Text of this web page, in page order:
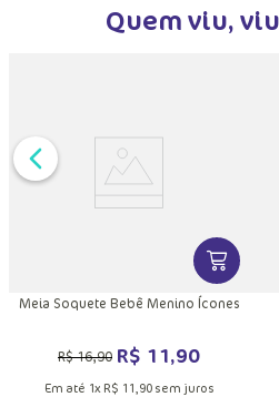
Quem viu,
INFORMAÇÕES DO PRODUTO
VER
Meia Soquete Bebê Menino Ícones
R$16,90 R$ 11,90
Em até 1x R$ 11,90sem juros